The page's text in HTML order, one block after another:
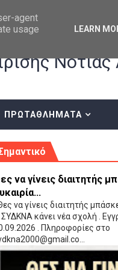
οδηγίες επί του
(VIDEO)
Νότιας
ΠΡΩΤΑΘΛΗΜΑΤΑ
να γίνεις διαιτητής
να γίνεις διαιτητής
κάνει νέα σχολή .
. Πληροφορίες στο
agent
usage
LEARN